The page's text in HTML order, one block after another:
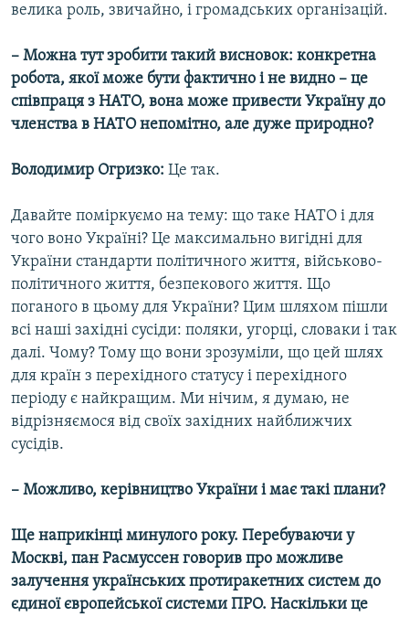
велика роль, звичайно, і громадських організацій.
– Можна тут зробити такий висновок: конкретна
робота, якої може бути фактично і не видно – це
співпраця з НАТО, вона може привести Україну до
членства в НАТО непомітно, але дуже природно?
Володимир Огризко: Це так.
Давайте поміркуємо на тему: що таке НАТО і для
чого воно Україні? Це максимально вигідні для
України стандарти політичного життя, військово-
політичного життя, безпекового життя. Що
поганого в цьому для України? Цим шляхом пішли
всі наші західні сусіди: поляки, угорці, словаки і так
далі. Чому? Тому що вони зрозуміли, що цей шлях
для країн з перехідного статусу і перехідного
періоду є найкращим. Ми нічим, я думаю, не
відрізняємося від своїх західних найближчих
сусідів.
– Можливо, керівництво України і має такі плани?
Ще наприкінці минулого року. Перебуваючи у
Москві, пан Расмуссен говорив про можливе
залучення українських протиракетних систем до
єдиної європейської системи ПРО. Наскільки це